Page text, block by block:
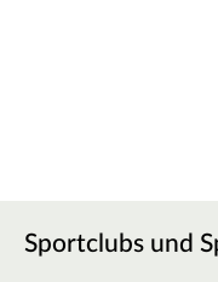
Sportclubs und